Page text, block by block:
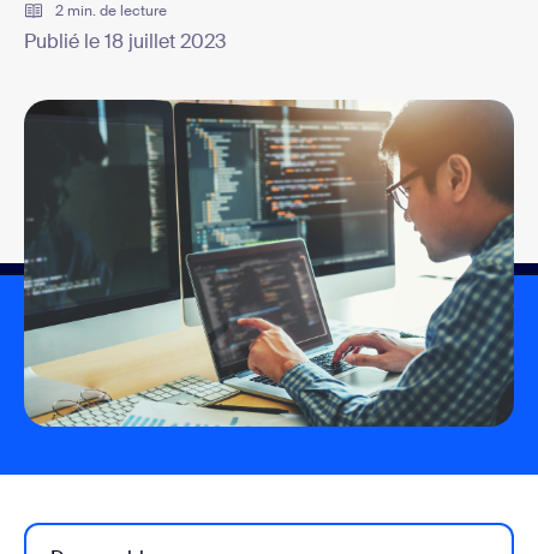
2 min. de lecture
Publié le 18 juillet 2023